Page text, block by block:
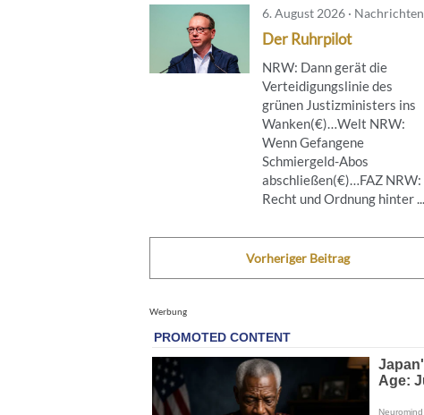
6. August 2026 · Nachrichten
Der Ruhrpilot
NRW: Dann gerät die
Verteidigungslinie des
grünen Justizministers ins
Wanken(€)…Welt NRW:
Wenn Gefangene
Schmiergeld-Abos
abschließen(€)…FAZ NRW:
Recht und Ordnung hinter ...
Vorheriger Beitrag
Werbung